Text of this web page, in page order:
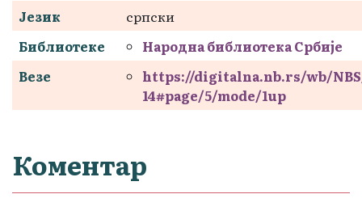
Језик
српски
Библиотеке
Народна библиотека Србије
Везе
https://digitalna.nb.rs/wb/
14#page/5/mode/1up
Коментар